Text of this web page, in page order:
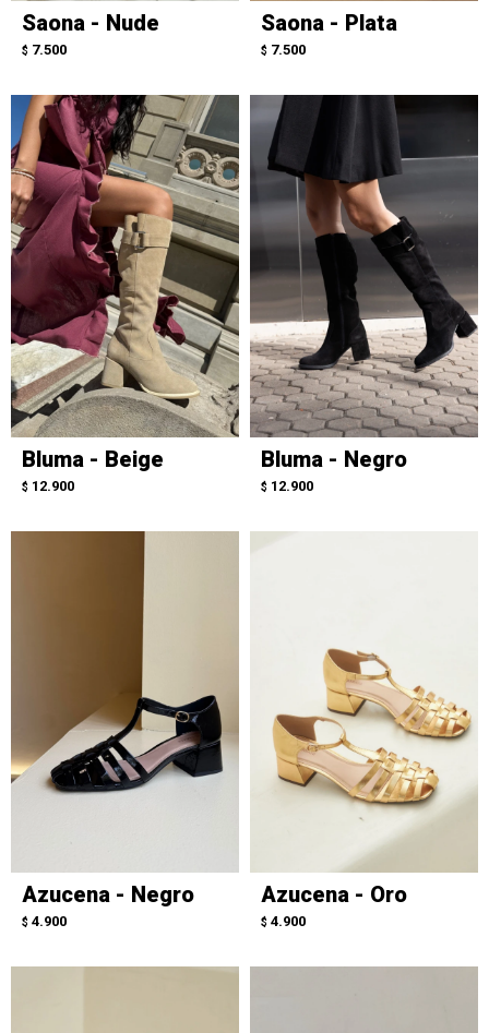
Saona - Nude
$ 7.500
Saona - Plata
$ 7.500
Bluma - Beige
$ 12.900
Bluma - Negro
$ 12.900
Azucena - Negro
$ 4.900
Azucena - Oro
$ 4.900